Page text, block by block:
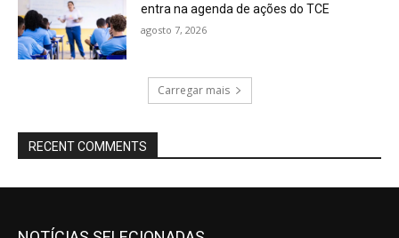
entra na agenda de ações do TCE
agosto 7, 2026
Carregar mais
RECENT COMMENTS